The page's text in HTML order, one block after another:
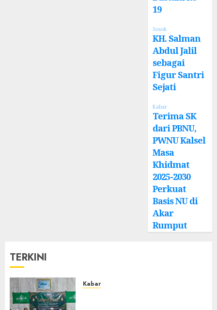
19
Sosok
KH. Salman
Abdul Jalil
sebagai
Figur Santri
Sejati
Kabar
Terima SK
dari PBNU,
PWNU Kalsel
Masa
Khidmat
2025-2030
Perkuat
Basis NU di
Akar
Rumput
TERKINI
Kabar